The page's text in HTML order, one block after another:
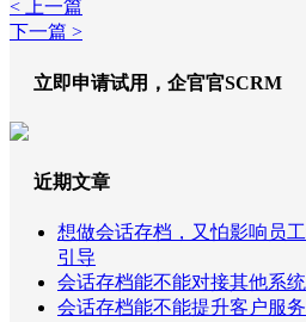
< 上一篇
下一篇 >
立即申请试用，企官官SCRM
近期文章
想做会话存档，又怕影响员
引导
会话存档能不能对接其他系
会话存档能不能提升客户服